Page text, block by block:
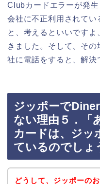
Clubカードエラーが発
会社に不正利用されてい
と、考えるといいです
きました。そして、そ
社に電話をすると、解決
ジッポーで
ない理由５．「
カードは、ジッ
ているのでしょ
どうして、ジッポーの